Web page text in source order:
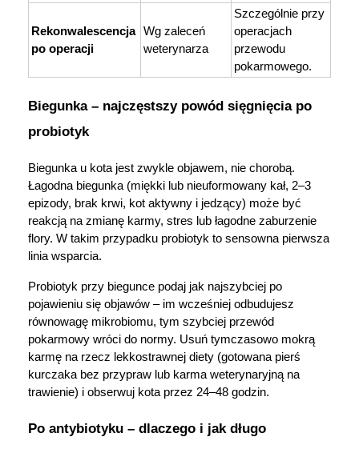
Rekonwalescencja
po operacji
Wg zaleceń
weterynarza
Szczególnie przy
operacjach
przewodu
pokarmowego.
Biegunka – najczęstszy powód sięgnięcia po
probiotyk
Biegunka u kota jest zwykle objawem, nie chorobą.
Łagodna biegunka (miękki lub nieuformowany kał, 2–3
epizody, brak krwi, kot aktywny i jedzący) może być
reakcją na zmianę karmy, stres lub łagodne zaburzenie
flory. W takim przypadku probiotyk to sensowna pierwsza
linia wsparcia.
Probiotyk przy biegunce podaj jak najszybciej po
pojawieniu się objawów – im wcześniej odbudujesz
równowagę mikrobiomu, tym szybciej przewód
pokarmowy wróci do normy. Usuń tymczasowo mokrą
karmę na rzecz lekkostrawnej diety (gotowana pierś
kurczaka bez przypraw lub karma weterynaryjną na
trawienie) i obserwuj kota przez 24–48 godzin.
Po antybiotyku – dlaczego i jak długo